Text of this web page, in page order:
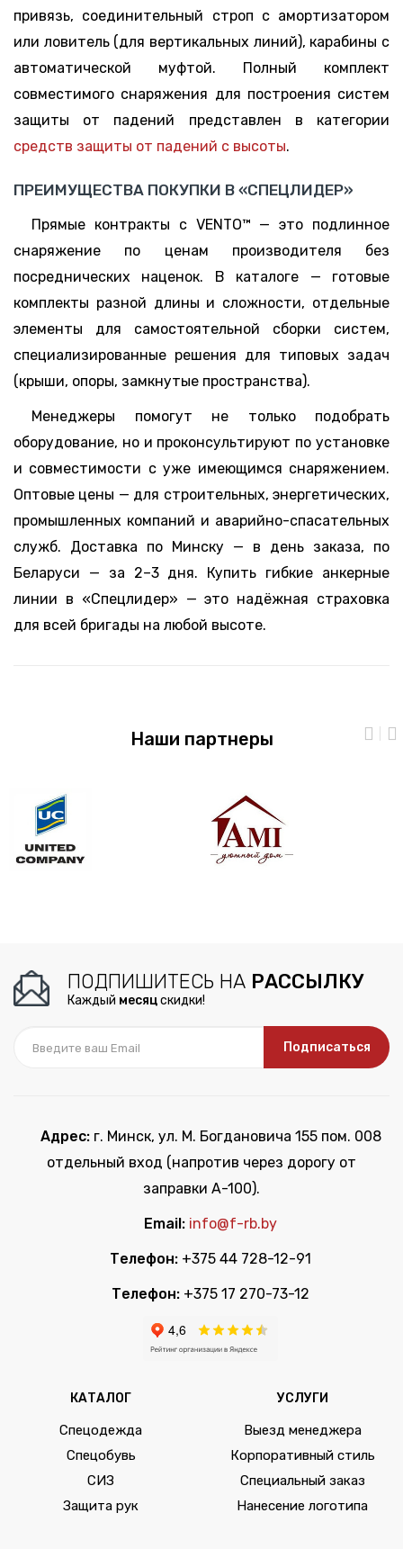
привязь, соединительный строп с амортизатором
или ловитель (для вертикальных линий), карабины с
автоматической муфтой. Полный комплект
совместимого снаряжения для построения систем
защиты от падений представлен в категории
средств защиты от падений с высоты.
ПРЕИМУЩЕСТВА ПОКУПКИ В «СПЕЦЛИДЕР»
Прямые контракты с VENTO™ — это подлинное
снаряжение по ценам производителя без
посреднических наценок. В каталоге — готовые
комплекты разной длины и сложности, отдельные
элементы для самостоятельной сборки систем,
специализированные решения для типовых задач
(крыши, опоры, замкнутые пространства).
Менеджеры помогут не только подобрать
оборудование, но и проконсультируют по установке
и совместимости с уже имеющимся снаряжением.
Оптовые цены — для строительных, энергетических,
промышленных компаний и аварийно-спасательных
служб. Доставка по Минску — в день заказа, по
Беларуси — за 2–3 дня. Купить гибкие анкерные
линии в «Спецлидер» — это надёжная страховка
для всей бригады на любой высоте.
Наши партнеры
ПОДПИШИТЕСЬ НА РАССЫЛКУ
Каждый месяцскидки!
Подписаться
Адрес:г. Минск, ул. М. Богдановича 155 пом. 008
отдельный вход (напротив через дорогу от
заправки А-100).
Email: info@f-rb.by
Телефон: +375 44 728-12-91
Телефон: +375 17 270-73-12
КАТАЛОГ
Спецодежда
Спецобувь
СИЗ
Защита рук
УСЛУГИ
Выезд менеджера
Корпоративный стиль
Специальный заказ
Нанесение логотипа